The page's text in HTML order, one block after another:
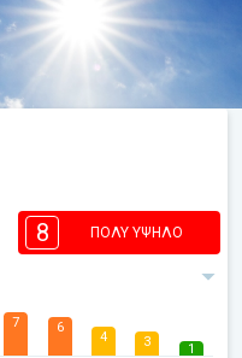
8 ΠΟΛΎ ΥΨΗΛΌ
7 6
4 3 1